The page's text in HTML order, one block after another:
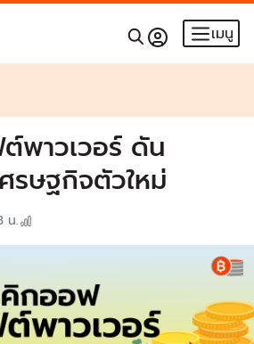
เมนู
พาวเวอร์ ดัน
รษฐกิจตัวใหม่
น.